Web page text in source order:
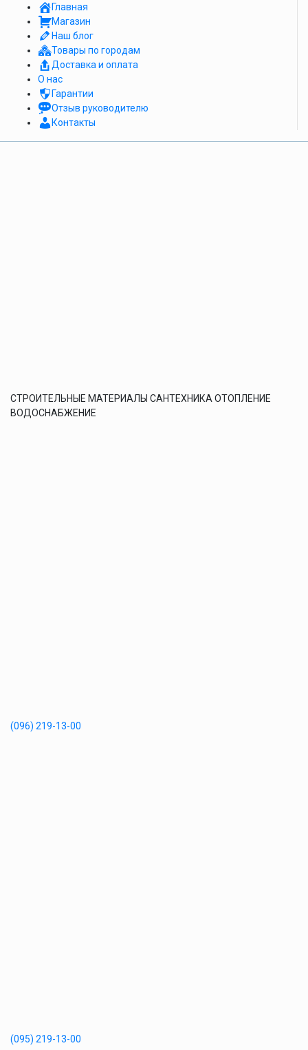
Главная
Магазин
Наш блог
Товары по городам
Доставка и оплата
О нас
Гарантии
Отзыв руководителю
Контакты
СТРОИТЕЛЬНЫЕ МАТЕРИАЛЫ САНТЕХНИКА ОТОПЛЕНИЕ
ВОДОСНАБЖЕНИЕ
(096) 219-13-00
(095) 219-13-00